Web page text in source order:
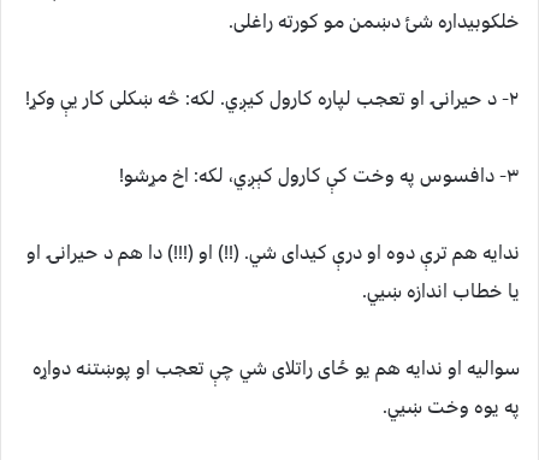
خلکوبیداره شئ دښمن مو کورته راغلی.
۲- د حیرانۍ او تعجب لپاره کارول کیږي. لکه: څه ښکلی کار یې وکړ!
۳- دافسوس په وخت کې کارول کېږي، لکه: اخ مړشو!
ندایه هم ترې دوه او درې کیدای شي. (!!) او (!!!) دا هم د حیرانۍ او
یا خطاب اندازه ښيي.
سوالیه او ندایه هم یو ځای راتلای شي چې تعجب او پوښتنه دواړه
په یوه وخت ښيي.